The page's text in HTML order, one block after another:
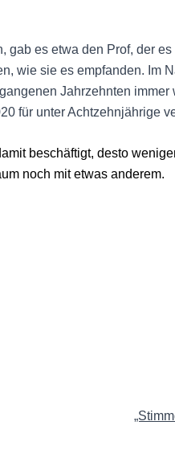
gab es etwa den Prof, der
wie sie es empfanden. Im
Jahrzehnten immer
für unter Achtzehnjährige
beschäftigt, desto
noch mit etwas anderem.